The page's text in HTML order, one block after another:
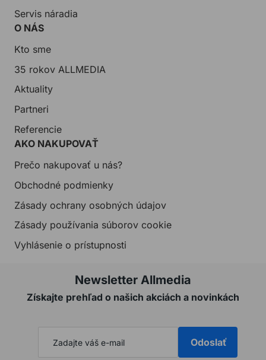
Servis náradia
O NÁS
Kto sme
35 rokov ALLMEDIA
Aktuality
Partneri
Referencie
AKO NAKUPOVAŤ
Prečo nakupovať u nás?
Obchodné podmienky
Zásady ochrany osobných údajov
Zásady používania súborov cookie
Vyhlásenie o prístupnosti
Newsletter Allmedia
Získajte prehľad o našich akciách a novinkách
Odoslať